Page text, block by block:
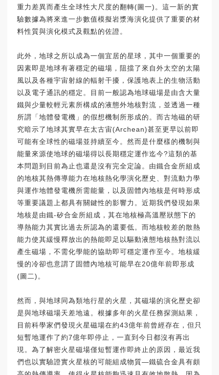
重力差異而產生全球性大尺度的翻轉(圖一)。這一新的實
驗數據為將來進一步數值模擬岩漿海演化提供了重要的材
料性質與演化模式及觀點的佐證。
此外，地球之所以成為一個宜居的星球，其中一個重要的
因素即是地球有著穩定的磁場，阻擋了來自外太空的太陽
風以及各種宇宙射線的輻射干擾，保護地表上的生物活動
以及電子通訊的穩定。目前一般認為地球磁場是由含大量
鐵與少量較輕元素所構成的液態外地核對流，並透過一種
所謂「地體發電機」的假想機制所形成的。而古地磁的研
究暗示了地球其實早在太古宙(Archean)甚至更早以前即
可能有全球性的磁場並持續至今。然而是什麼樣的機制與
能量來源使地球的磁場得以長期穩定運作迄今?這類的基
本問題到目前為止也還是沒有完全定論。由鐵合金所組成
的地核其熱傳導能力在地核熱化學演化歷史、對流動力學
與運作地體發電機所需能量，以及固體內地核是何時形成
等重要議題上都具有關鍵性的影響力。近期我們發現如果
地核是由鐵-矽合金所組成，其在地核極高溫壓狀態下的
導熱能力其實比過去所認為的還要低。而地核較差的散熱
能力使其緩慢釋放出的熱能即足以驅動液態地核熱對流以
產生磁場，不需化學能的協助即可穩定運作至今。地核緩
慢的冷卻也意謂了固體內地核可能早在20億年前即形成
(圖二)。
然而，與地球同為類地行星的火星，其磁場的演化歷史卻
是與地球磁場天差地遠。根據多年的火星任務探測結果，
目前科學家們發現火星磁場在約43億年前曾經存在，但只
短暫地運作了約7億年即停止，一直到今日都沒有再出
現。為了解密火星磁場僅短暫運作即終止的原因，最近我
們也以實驗證實火星核的可能組成物質—鐵硫合金具有頗